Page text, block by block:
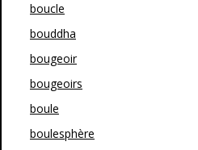
boucle
bouddha
bougeoir
bougeoirs
boule
boulesphère